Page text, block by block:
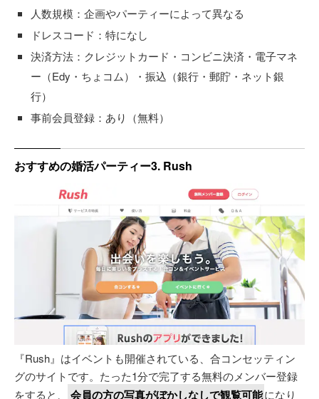
人数規模：企画やパーティーによって異なる
ドレスコード：特になし
決済方法：クレジットカード・コンビニ決済・電子マネ
ー（Edy・ちょコム）・振込（銀行・郵貯・ネット銀
行）
事前会員登録：あり（無料）
おすすめの婚活パーティー3. Rush
『Rush』はイベントも開催されている、合コンセッティン
グのサイトです。たった1分で完了する無料のメンバー登録
をすると、
会員の方の写真がぼかしなしで観覧可能になり